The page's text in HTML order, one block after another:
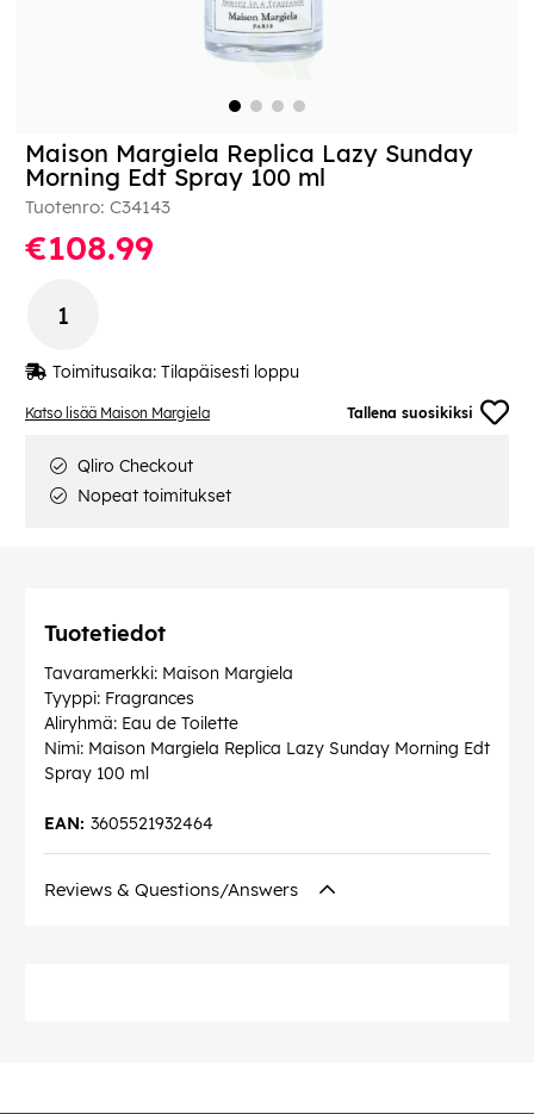
Katso lisää Maison Margiela Tallena suosikiksi
Maison Margiela Replica Lazy Sunday
Morning Edt Spray 100 ml
Tuotenro: C34143
€108.99
Toimitusaika: Tilapäisesti loppu
Qliro Checkout
Nopeat toimitukset
Tuotetiedot
Tavaramerkki: Maison Margiela
Tyyppi: Fragrances
Aliryhmä: Eau de Toilette
Nimi: Maison Margiela Replica Lazy Sunday Morning Edt
Spray 100 ml
3605521932464
EAN:
Reviews & Questions/Answers